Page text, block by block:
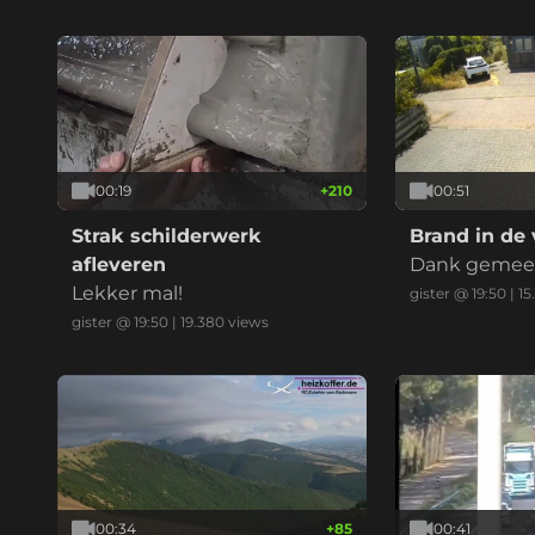
00:19 +210
Strak schilderwerk
afleveren
Lekker mal!
gister @ 19:50 | 19.380 views
00:51
Brand in de
Dank
niet nu met
gister @ 19:50|
00:34 +85 00:41